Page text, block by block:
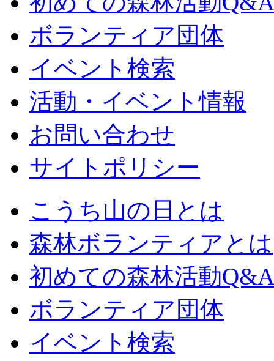
ボランティア団体
イベント検索
活動・イベント情報
お問い合わせ
サイトポリシー
こうち山の日とは
森林ボランティアとは
初めての森林活動Q&A
ボランティア団体
イベント検索